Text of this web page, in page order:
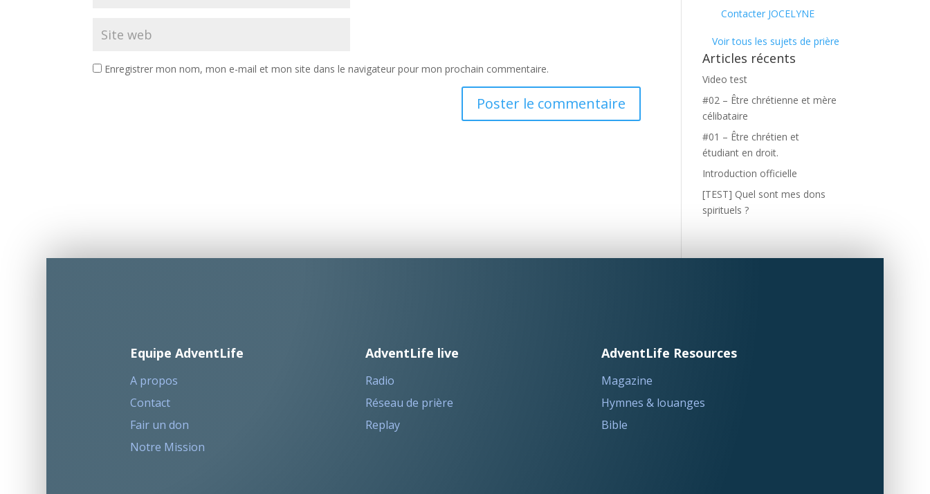
Enregistrer mon nom, mon e-mail et mon site dans le navigateur pour mon prochain commentaire.
Contacter JOCELYNE
Voir tous les sujets de prière
Articles récents
Video test
#02 – Être chrétienne et mère
célibataire
#01 – Être chrétien et
étudiant en droit.
Introduction officielle
[TEST] Quel sont mes dons
spirituels ?
Equipe AdventLife
A propos
Contact
Fair un don
Notre Mission
AdventLife live
Radio
Réseau de prière
Replay
AdventLife Resources
Magazine
Hymnes & louanges
Bible